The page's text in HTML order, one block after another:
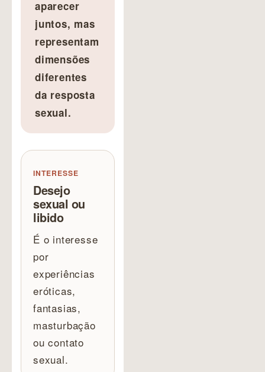
aparecer
juntos, mas
representam
dimensões
diferentes
da resposta
sexual.
INTERESSE
Desejo
sexual ou
libido
É o interesse
por
experiências
eróticas,
fantasias,
masturbação
ou contato
sexual.